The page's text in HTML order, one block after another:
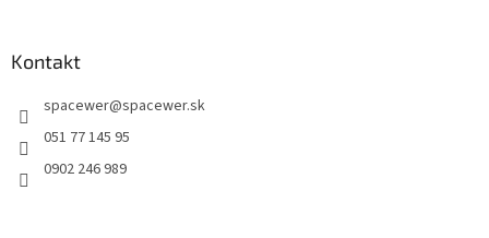
Kontakt
spacewer@spacewer.sk
051 77 145 95
0902 246 989